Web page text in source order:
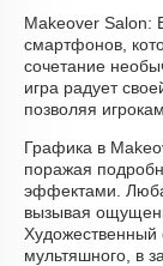
Makeover Salon:
смартфонов,
сочетание
игра радует
позволяя
Графика в
поражая
эффектами.
вызывая
Художественный
мультяшного, в